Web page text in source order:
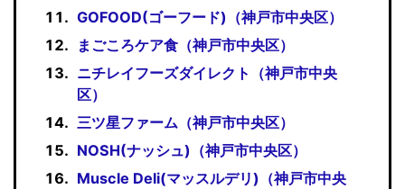
GOFOOD(ゴーフード)（神戸市中央区）
まごころケア食（神戸市中央区）
ニチレイフーズダイレクト（神戸市中央
区）
三ツ星ファーム（神戸市中央区）
NOSH(ナッシュ)（神戸市中央区）
Muscle Deli(マッスルデリ)（神戸市中央